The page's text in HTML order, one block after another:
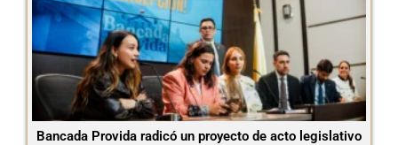
Bancada Provida radicó un proyecto de acto legislativo